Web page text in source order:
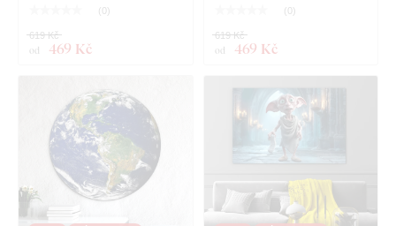
( 0)
od 469 Kč
619 Kč
( 0)
od 469 Kč
619 Kč